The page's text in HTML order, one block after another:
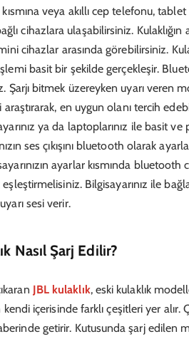
veya akıllı cep telefonu,
cihazlara ulaşabilirsiniz.
cihazlar arasında görebilirsiniz.
basit bir şekilde gerçekleşir.
Şarjı bitmek üzereyken uyarı veren
araştırarak, en uygun olanı tercih
ya da laptoplarınız ile basit
ses çıkışını bluetooth olarak
ayarlar kısmında bluetooth
eşleştirmelisiniz. Bilgisayarınız ile
sesi verir.
Nasıl Şarj Edilir?
JBL kulaklık, eski kulaklık
içerisinde farklı çeşitleri yer alır.
getirir. Kutusunda şarj edilen